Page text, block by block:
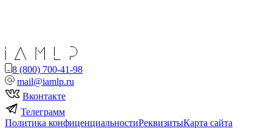
8 (800) 700-41-98
mail@iamlp.ru
Вконтакте
Телеграмм
Политика конфиценциальностиРеквизитыКарта сайта